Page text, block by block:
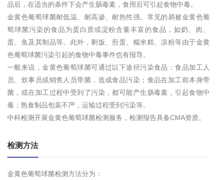
品后，在适当的条件下会产生肠毒素，食用后可引起食物中毒。
金黄色葡萄球菌耐低温、耐高渗、耐热性强。常见的易被金黄色葡
萄球菌污染的食品为蛋白质或淀粉含量丰富的食品，如奶、肉、
蛋、鱼及其制品等。此外，剩饭、煎蛋、糯米糕、凉粉等由于金黄
色葡萄球菌污染引起的食物中毒事件也有报导。
一般来说，金黄色葡萄球菌可通过以下途径污染食品：食品加工人
员、炊事员或销售人员带菌，造成食品污染；食品在加工前本身带
菌，或在加工过程中受到了污染，都可能产生肠毒素，引起食物中
毒；熟食制品包装不严，运输过程受到污染等。
中科检测开展金黄色葡萄球菌检测服务，检测报告具备CMA资质。
检测方法
金黄色葡萄球菌检测方法分为：